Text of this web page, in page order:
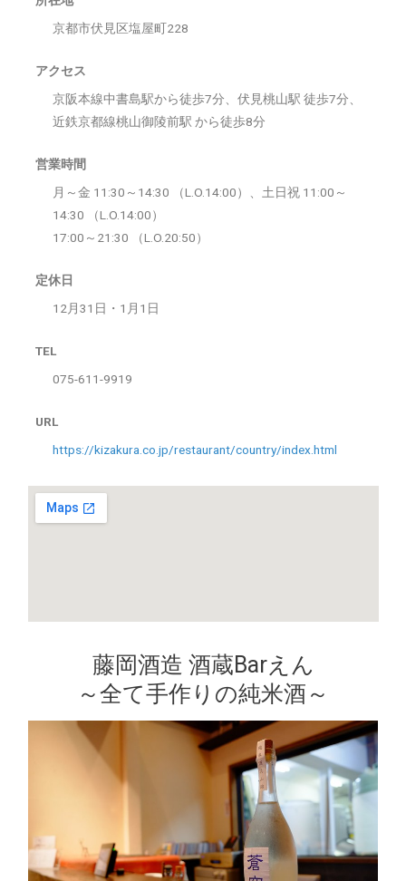
京都市伏見区塩屋町228
アクセス
京阪本線中書島駅から徒歩7分、伏見桃山駅 徒歩7分、
近鉄京都線桃山御陵前駅 から徒歩8分
営業時間
月～金 11:30～14:30 （L.O.14:00）、土日祝 11:00～
14:30 （L.O.14:00）
17:00～21:30 （L.O.20:50）
定休日
12月31日・1月1日
TEL
075-611-9919
URL
https://kizakura.co.jp/restaurant/country/index.html
藤岡酒造 酒蔵Barえん
～全て手作りの純米酒～